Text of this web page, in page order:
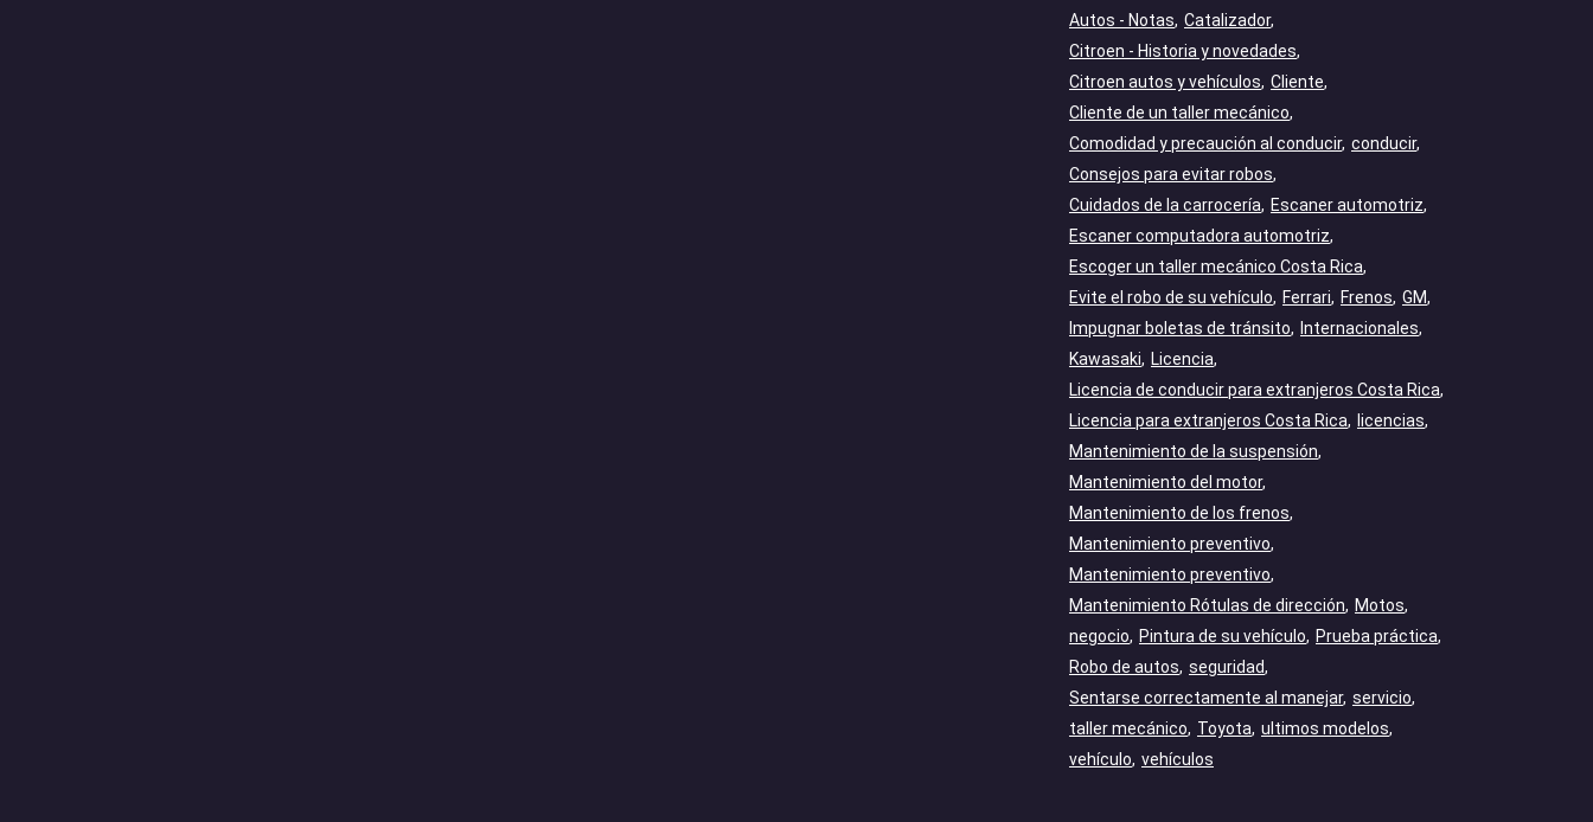
Autos - Notas Catalizador
Citroen - Historia y novedades
Citroen autos y vehículos Cliente
Cliente de un taller mecánico
Comodidad y precaución al conducir conducir
Consejos para evitar robos
Cuidados de la carrocería
Escaner automotriz
Escaner computadora automotriz
Escoger un taller mecánico Costa Rica
Evite el robo de su vehículo
Ferrari Frenos GM
Impugnar boletas de tránsito
Internacionales
Kawasaki
Licencia
Licencia de conducir para extranjeros Costa Rica
Licencia para extranjeros Costa Rica
licencias
Mantenimiento de la suspensión
Mantenimiento del motor
Mantenimiento de los frenos
Mantenimiento preventivo
Mantenimiento preventivo
Mantenimiento Rótulas de dirección
Motos
negocio
Pintura de su vehículo
Prueba práctica
Robo de autos seguridad
Sentarse correctamente al manejar servicio
taller mecánico
Toyota ultimos modelos
vehículo vehículos